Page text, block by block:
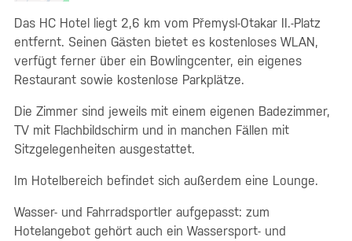
Das HC Hotel liegt 2,6 km vom Přemysl-Otakar II.-Platz
entfernt. Seinen Gästen bietet es kostenloses WLAN,
verfügt ferner über ein Bowlingcenter, ein eigenes
Restaurant sowie kostenlose Parkplätze.
Die Zimmer sind jeweils mit einem eigenen Badezimmer,
TV mit Flachbildschirm und in manchen Fällen mit
Sitzgelegenheiten ausgestattet.
Im Hotelbereich befindet sich außerdem eine Lounge.
Wasser- und Fahrradsportler aufgepasst: zum
Hotelangebot gehört auch ein Wassersport- und